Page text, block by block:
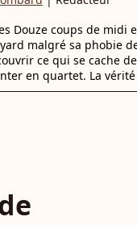
Douze coups de midi
malgré sa phobie
ce qui se cache
en quartet. La